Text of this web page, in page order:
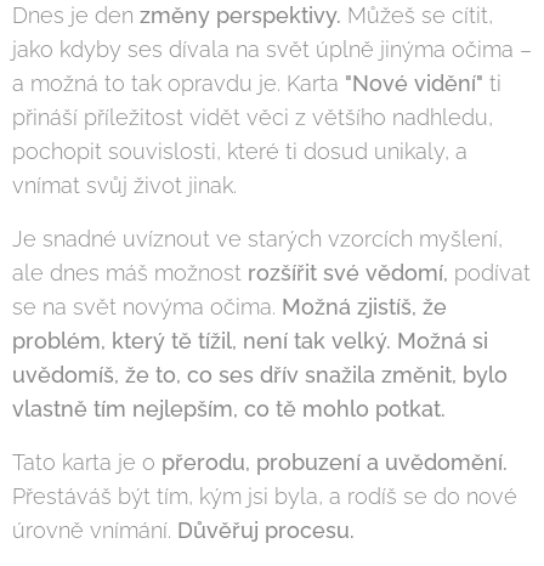
Dnes je den změny perspektivy. Můžeš se cítit,
jako kdyby ses dívala na svět úplně jinýma očima –
a možná to tak opravdu je. Karta "Nové vidění" ti
přináší příležitost vidět věci z většího nadhledu,
pochopit souvislosti, které ti dosud unikaly, a
vnímat svůj život jinak.
Je snadné uvíznout ve starých vzorcích myšlení,
ale dnes máš možnost rozšířit své vědomí, podívat
se na svět novýma očima. Možná zjistíš, že
problém, který tě tížil, není tak velký. Možná si
uvědomíš, že to, co ses dřív snažila změnit, bylo
vlastně tím nejlepším, co tě mohlo potkat.
Tato karta je o přerodu, probuzení a uvědomění.
Přestáváš být tím, kým jsi byla, a rodíš se do nové
úrovně vnímání. Důvěřuj procesu.